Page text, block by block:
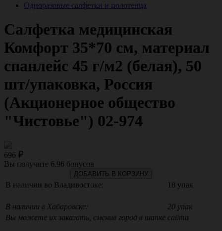
Одноразовые салфетки и полотенца
Салфетка медицинская
Комфорт 35*70 см, материал
спанлейс 45 г/м2 (белая), 50
шт/упаковка, Россия
(Акционерное общество
"Чистовье") 02-974
696
Вы получите 6.96 бонусов
ДОБАВИТЬ В КОРЗИНУ
В наличии во Владивостоке: 18 упак
В наличии в Хабаровске:
20 упак
Вы можете их заказать, сменив город в шапке сайта